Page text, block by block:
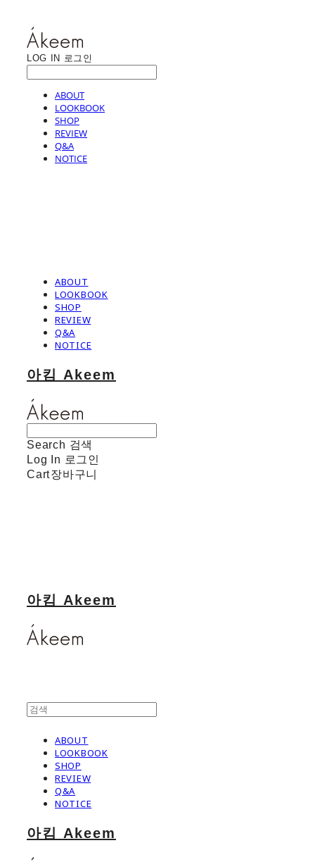
LOG IN 로그인
ABOUT
LOOKBOOK
SHOP
REVIEW
Q&A
NOTICE
ABOUT
LOOKBOOK
SHOP
REVIEW
Q&A
NOTICE
아킴 Akeem
Search 검색
Log In 로그인
Cart장바구니
아킴 Akeem
ABOUT
LOOKBOOK
SHOP
REVIEW
Q&A
NOTICE
아킴 Akeem